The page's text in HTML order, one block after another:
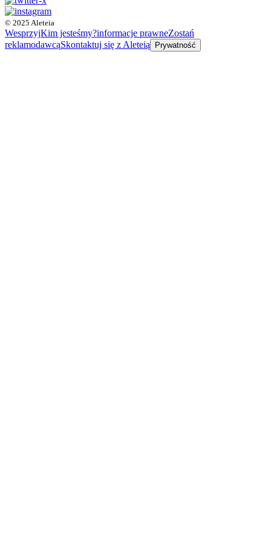
© 2025 Aleteia
WesprzyjKim jesteśmy?informacje prawneZostań
reklamodawcąSkontaktuj się z Aleteią Prywatność